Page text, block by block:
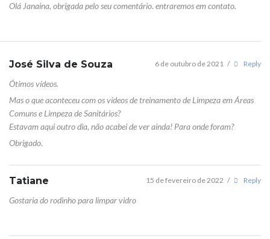
Olá Janaina, obrigada pelo seu comentário. entraremos em contato.
José Silva de Souza 6 de outubro de 2021 / Reply
Ótimos vídeos.
Mas o que aconteceu com os vídeos de treinamento de Limpeza em Áreas
Comuns e Limpeza de Sanitários?
Estavam aqui outro dia, não acabei de ver ainda! Para onde foram?
Obrigado.
Tatiane 15 de fevereiro de 2022 / Reply
Gostaria do rodinho para limpar vidro